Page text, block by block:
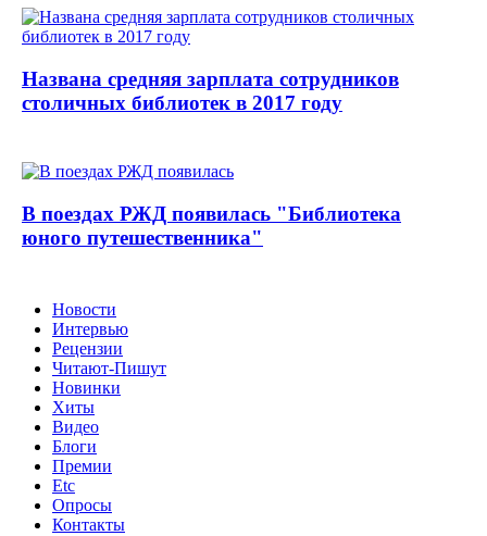
Названа средняя зарплата сотрудников
столичных библиотек в 2017 году
В поездах РЖД появилась "Библиотека
юного путешественника"
Новости
Интервью
Рецензии
Читают-Пишут
Новинки
Хиты
Видео
Блоги
Премии
Etc
Опросы
Контакты